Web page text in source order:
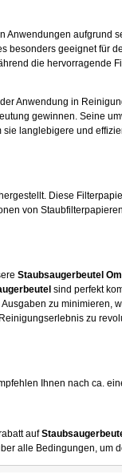
aufgrund
besonders geeignet für
die hervorragende
Anwendung in
gewinnen. Seine
langlebigere und
Diese
von
Staubsaugerbeutel
sind perfekt
zu minimieren,
zu
Ihnen nach ca.
auf
alle Bedingungen, um